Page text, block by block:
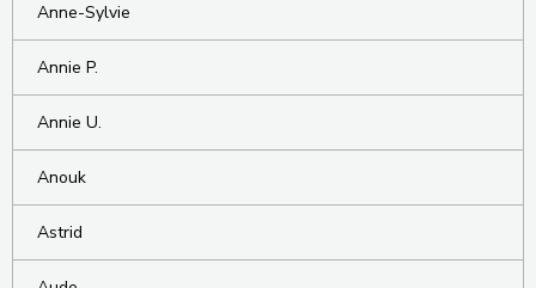
Anne-Sylvie
Annie P.
Annie U.
Anouk
Astrid